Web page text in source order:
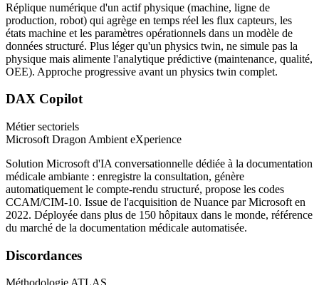
Réplique numérique d'un actif physique (machine, ligne de
production, robot) qui agrège en temps réel les flux capteurs, les
états machine et les paramètres opérationnels dans un modèle de
données structuré. Plus léger qu'un physics twin, ne simule pas la
physique mais alimente l'analytique prédictive (maintenance, qualité,
OEE). Approche progressive avant un physics twin complet.
DAX Copilot
Métier sectoriels
Microsoft Dragon Ambient eXperience
Solution Microsoft d'IA conversationnelle dédiée à la documentation
médicale ambiante : enregistre la consultation, génère
automatiquement le compte-rendu structuré, propose les codes
CCAM/CIM-10. Issue de l'acquisition de Nuance par Microsoft en
2022. Déployée dans plus de 150 hôpitaux dans le monde, référence
du marché de la documentation médicale automatisée.
Discordances